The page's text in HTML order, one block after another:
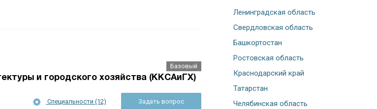
Базовый
и городского хозяйства (ККСАиГХ)
Специальности (12) Задать вопрос
Ленинградская область
Свердловская область
Башкортостан
Ростовская область
Краснодарский край
Татарстан
Челябинская область